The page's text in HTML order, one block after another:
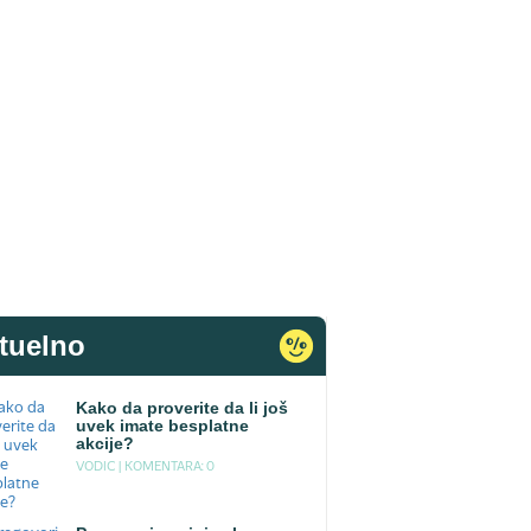
Kako da proverite da li još
uvek imate besplatne
akcije?
VODIC | KOMENTARA: 0